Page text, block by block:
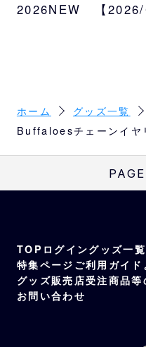
観戦時はもちろん、
素材
亜鉛合金、真鍮、ガ
2026NEW 【2026/
ホーム
グッズ一覧
Buffaloesチェーンイヤ
TOP ログイングッズ一覧
特集ページ ご利用ガイド
グッズ販売店受注商品
お問い合わせ